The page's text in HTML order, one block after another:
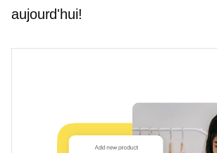
aujourd'hui!